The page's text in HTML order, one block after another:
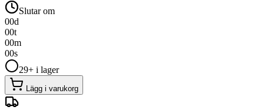
Slutar om
00d
00t
00m
00s
29+ i lager
Lägg i varukorg